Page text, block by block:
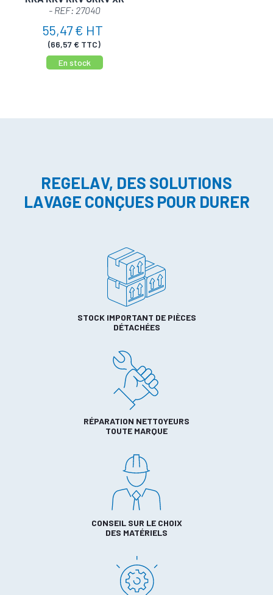
- REF: 27040
55,47 € HT
(66,57 € TTC)
En stock
REGELAV, DES SOLUTIONS
LAVAGE CONÇUES POUR DURER
STOCK IMPORTANT DE PIÈCES
DÉTACHÉES
RÉPARATION NETTOYEURS
TOUTE MARQUE
CONSEIL SUR LE CHOIX
DES MATÉRIELS